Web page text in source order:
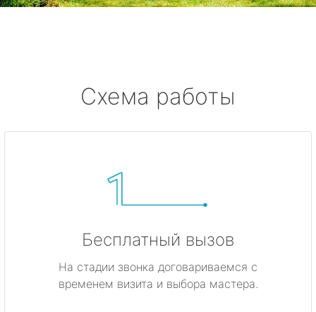
Схема работы
Бесплатный вызов
На стадии звонка договариваемся с
временем визита и выбора мастера.